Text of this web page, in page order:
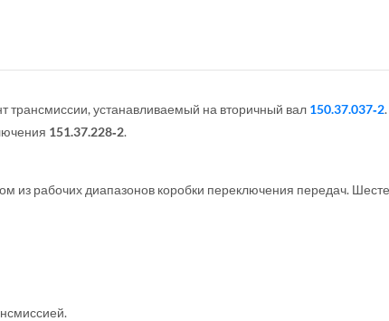
трансмиссии, устанавливаемый на вторичный вал 150.37.037‑2
151.37.228‑2.
из рабочих диапазонов коробки переключения передач.